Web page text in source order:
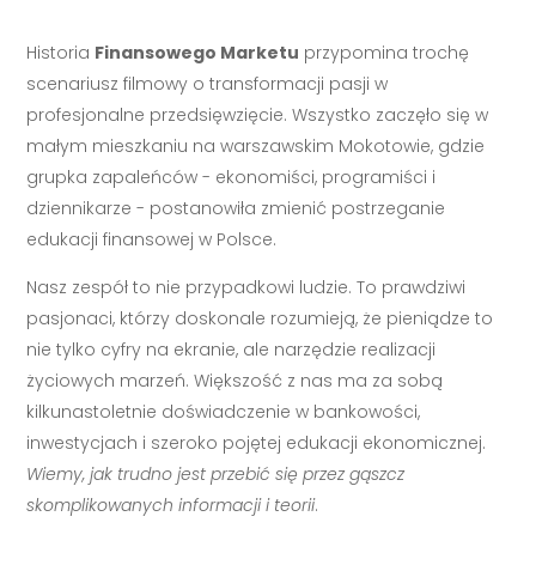
Historia Finansowego Marketu przypomina trochę
scenariusz filmowy o transformacji pasji w
profesjonalne przedsięwzięcie. Wszystko zaczęło się w
małym mieszkaniu na warszawskim Mokotowie, gdzie
grupka zapaleńców - ekonomiści, programiści i
dziennikarze - postanowiła zmienić postrzeganie
edukacji finansowej w Polsce.
Nasz zespół to nie przypadkowi ludzie. To prawdziwi
pasjonaci, którzy doskonale rozumieją, że pieniądze to
nie tylko cyfry na ekranie, ale narzędzie realizacji
życiowych marzeń. Większość z nas ma za sobą
kilkunastoletnie doświadczenie w bankowości,
inwestycjach i szeroko pojętej edukacji ekonomicznej.
Wiemy, jak trudno jest przebić się przez gąszcz
skomplikowanych informacji i teorii.